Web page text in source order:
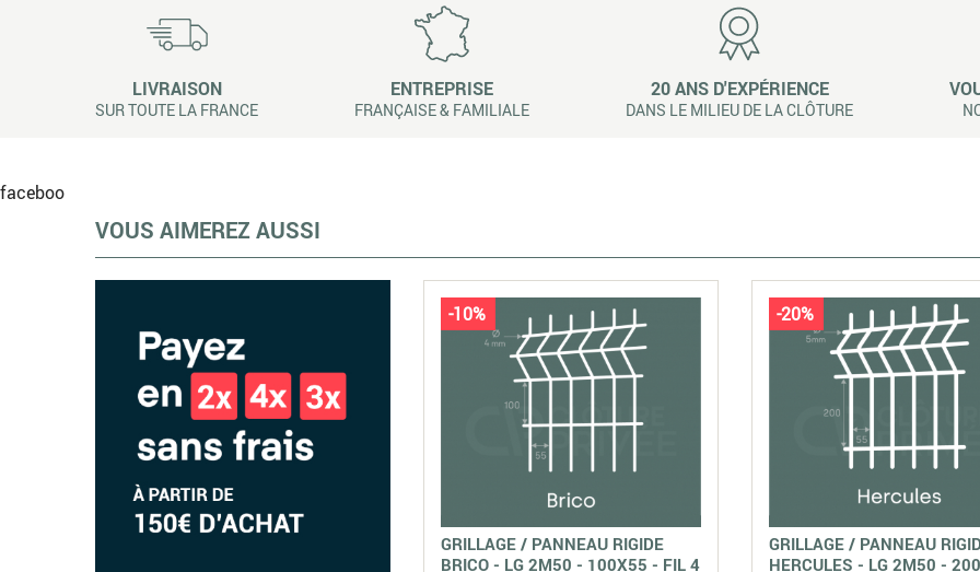
LIVRAISON
SUR TOUTE LA FRANCE
ENTREPRISE
FRANÇAISE & FAMILIALE
20 ANS D'EXPÉRIENCE
DANS LE MILIEU DE LA CLÔTURE
faceboo
VOUS AIMEREZ AUSSI
GRILLAGE / PANNEAU RIGIDE
BRICO - LG 2M50 - 100X55 - FIL 4
-10%
GRILLAGE / PANNEAU
HERCULES - LG 2M50 -
-20%